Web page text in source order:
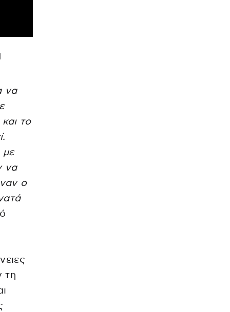
να
το
με
να
ο
τη